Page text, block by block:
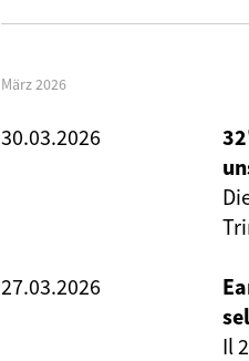
März 2026
30.03.2026
27.03.2026
Il